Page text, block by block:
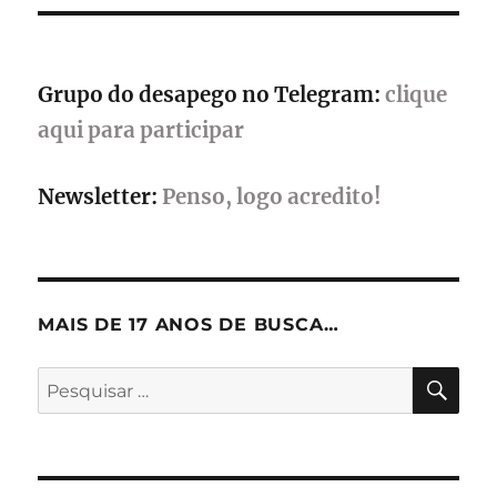
temática
Grupo do desapego no Telegram: clique
aqui para participar
Newsletter: Penso, logo acredito!
MAIS DE 17 ANOS DE BUSCA…
Pesquisar
por: